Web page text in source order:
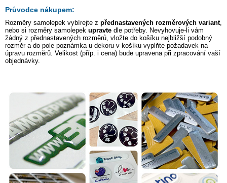
Průvodce nákupem:
Rozměry samolepek vybírejte z přednastavených rozměrových variant,
nebo si rozměry samolepek upravte dle potřeby. Nevyhovuje-li vám
žádný z přednastavených rozměrů, vložte do košíku nejbližší podobný
rozměr a do pole poznámka u dekoru v košíku vyplňte požadavek na
úpravu rozměrů. Velikost (příp. i cena) bude upravena při zpracování vaší
objednávky.